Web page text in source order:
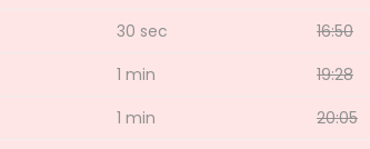
30 sec
16:50
1 min
19:28
1 min
20:05